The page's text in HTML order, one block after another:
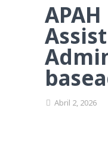
Abril 2, 2026